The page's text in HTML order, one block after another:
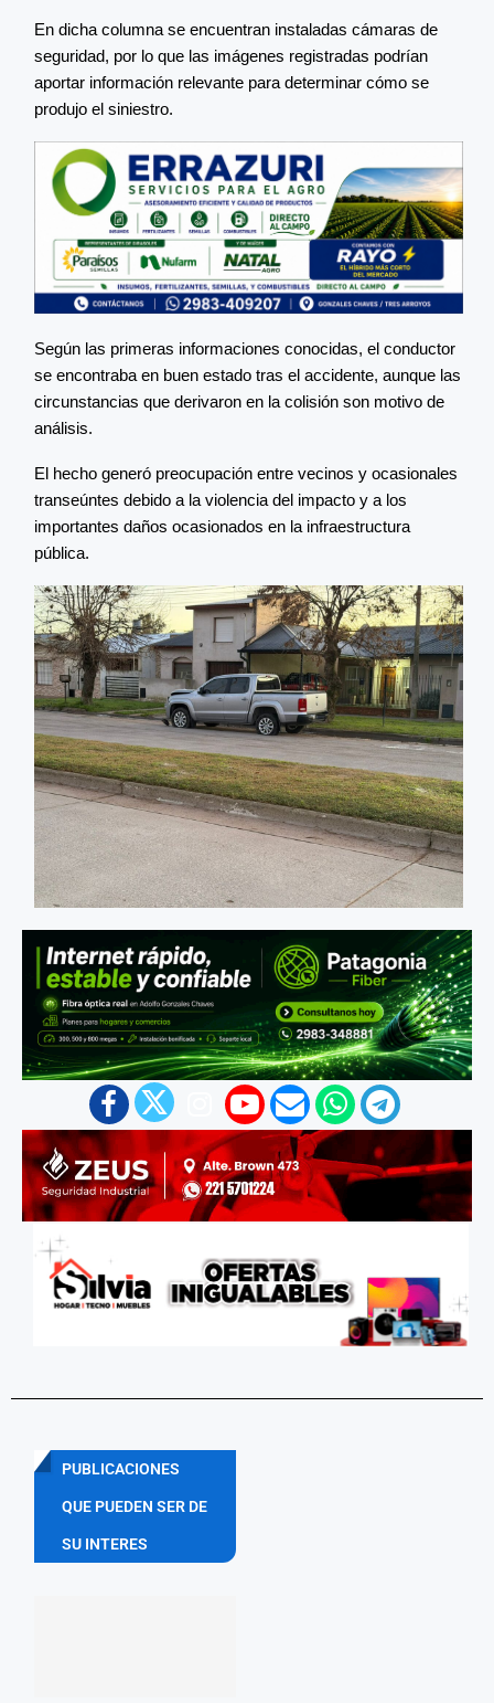
En dicha columna se encuentran instaladas cámaras de
seguridad, por lo que las imágenes registradas podrían
aportar información relevante para determinar cómo se
produjo el siniestro.
Según las primeras informaciones conocidas, el conductor
se encontraba en buen estado tras el accidente, aunque las
circunstancias que derivaron en la colisión son motivo de
análisis.
El hecho generó preocupación entre vecinos y ocasionales
transeúntes debido a la violencia del impacto y a los
importantes daños ocasionados en la infraestructura
pública.
PUBLICACIONES
QUE PUEDEN SER DE
SU INTERES